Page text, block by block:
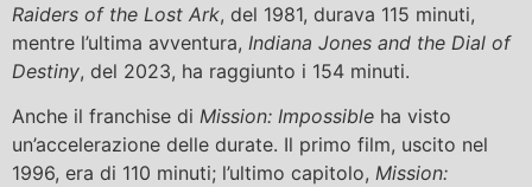
Raiders of the Lost Ark, del 1981, durava 115 minuti,
mentre l’ultima avventura, Indiana Jones and the Dial of
Destiny, del 2023, ha raggiunto i 154 minuti.
Anche il franchise di Mission: Impossible ha visto
un’accelerazione delle durate. Il primo film, uscito nel
1996, era di 110 minuti; l’ultimo capitolo, Mission: